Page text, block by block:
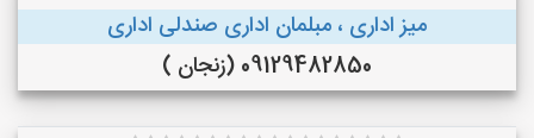
میز اداری ، مبلمان اداری صندلی اداری
09129482850 (زنجان )